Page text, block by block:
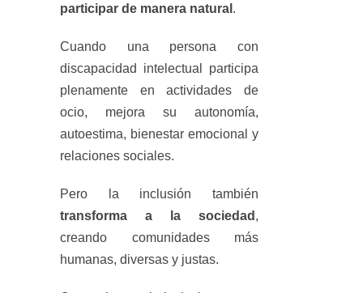
participar de manera natural .
Cuando una persona con
discapacidad intelectual participa
plenamente en actividades de
ocio, mejora su autonomía,
autoestima, bienestar emocional y
relaciones sociales.
Pero la inclusión también
transforma a la sociedad ,
creando comunidades más
humanas, diversas y justas.